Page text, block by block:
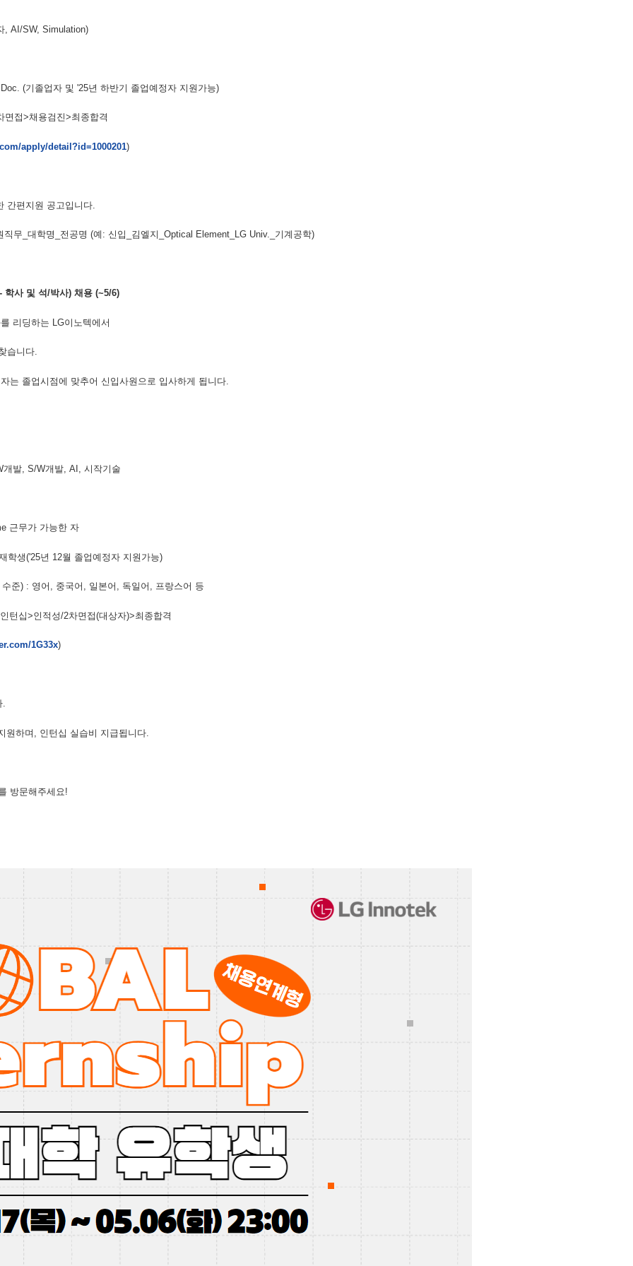
, AI/SW, Simulation)
(기졸업자 및 '25년 하반기 졸업예정자 지원가능)
면접>채용검진>최종합격
apply/detail?id=1000201)
간편지원 공고입니다.
무_대학명_전공명 (예: 신입_김엘지_Optical Element_LG Univ._기계공학)
학사 및 석/박사) 채용 (~5/6)
리딩하는 LG이노텍에서
습니다.
졸업시점에 맞추어 신입사원으로 입사하게 됩니다.
개발, S/W개발, AI, 시작기술
근무가 가능한 자
학생('25년 12월 졸업예정자 지원가능)
준) : 영어, 중국어, 일본어, 독일어, 프랑스어 등
턴십>인적성/2차면접(대상자)>최종합격
1G33x)
.
하며, 인턴십 실습비 지급됩니다.
방문해주세요!